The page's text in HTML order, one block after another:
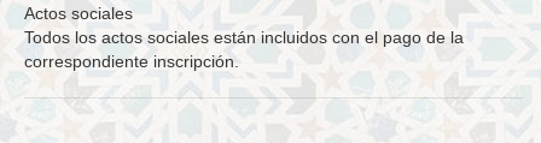
Actos sociales
Todos los actos sociales están incluidos con el pago de la
correspondiente inscripción.